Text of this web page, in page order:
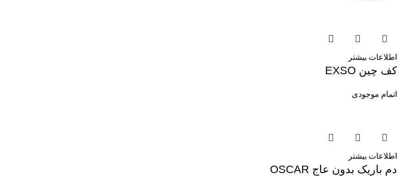
اطلاعات بیشتر
کف چین EXSO
اتمام موجودی
اطلاعات بیشتر
دم باریک بدون عاج OSCAR